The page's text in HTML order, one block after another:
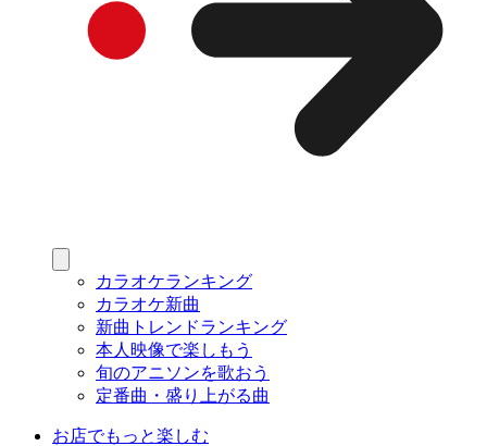
カラオケランキング
カラオケ新曲
新曲トレンドランキング
本人映像で楽しもう
旬のアニソンを歌おう
定番曲・盛り上がる曲
お店でもっと楽しむ